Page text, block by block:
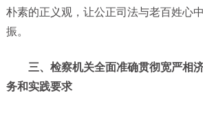
朴素的正义观，让公正司法与老百姓心
振。
三、检察机关全面准确贯彻宽严相
务和实践要求